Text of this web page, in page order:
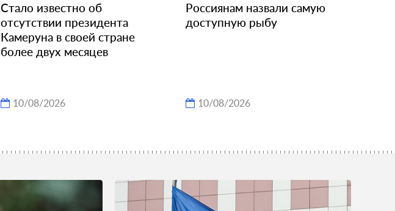
Стало известно об
отсутствии президента
Камеруна в своей стране
более двух месяцев
10/08/2026
Россиянам назвали самую
доступную рыбу
10/08/2026